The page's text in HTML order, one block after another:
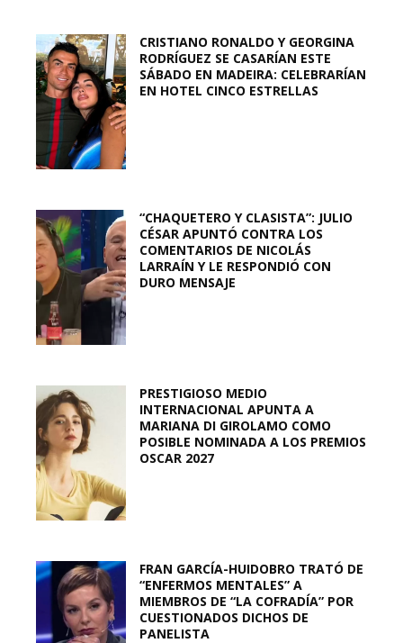
CRISTIANO RONALDO Y GEORGINA
RODRÍGUEZ SE CASARÍAN ESTE
SÁBADO EN MADEIRA: CELEBRARÍAN
EN HOTEL CINCO ESTRELLAS
“CHAQUETERO Y CLASISTA”: JULIO
CÉSAR APUNTÓ CONTRA LOS
COMENTARIOS DE NICOLÁS
LARRAÍN Y LE RESPONDIÓ CON
DURO MENSAJE
PRESTIGIOSO MEDIO
INTERNACIONAL APUNTA A
MARIANA DI GIROLAMO COMO
POSIBLE NOMINADA A LOS PREMIOS
OSCAR 2027
FRAN GARCÍA-HUIDOBRO TRATÓ DE
“ENFERMOS MENTALES” A
MIEMBROS DE “LA COFRADÍA” POR
CUESTIONADOS DICHOS DE
PANELISTA